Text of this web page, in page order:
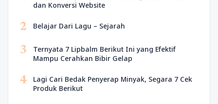
dan Konversi Website
2 Belajar Dari Lagu – Sejarah
3
Ternyata 7 Lipbalm Berikut Ini yang Efektif
Mampu Cerahkan Bibir Gelap
4
Lagi Cari Bedak Penyerap Minyak, Segara 7 Cek
Produk Berikut